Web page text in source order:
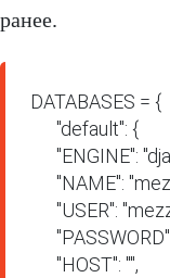
ранее.
DATABASES = {
      "default": {
      "ENGINE": "django.db.backends.mysql",
      "NAME": "mezzanine",
      "USER": "mezzanine",
      "PASSWORD": "Password",
      "HOST": "",